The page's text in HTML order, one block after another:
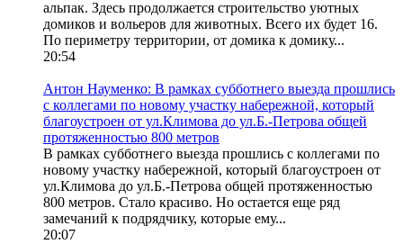
альпак. Здесь продолжается строительство уютных
домиков и вольеров для животных. Всего их будет 16.
По периметру территории, от домика к домику...
20:54
Антон Науменко: В рамках субботнего выезда прошлись
с коллегами по новому участку набережной, который
благоустроен от ул.Климова до ул.Б.-Петрова общей
протяженностью 800 метров
В рамках субботнего выезда прошлись с коллегами по
новому участку набережной, который благоустроен от
ул.Климова до ул.Б.-Петрова общей протяженностью
800 метров. Стало красиво. Но остается еще ряд
замечаний к подрядчику, которые ему...
20:07